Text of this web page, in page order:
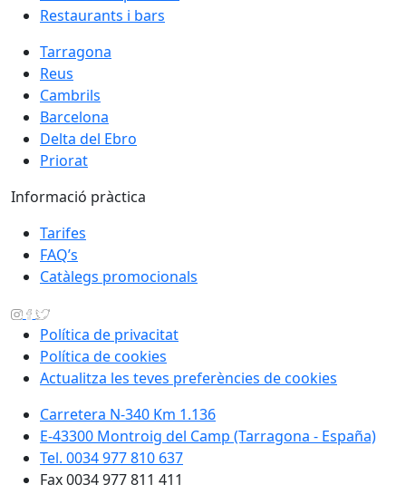
Restaurants i bars
Tarragona
Reus
Cambrils
Barcelona
Delta del Ebro
Priorat
Informació pràctica
Tarifes
FAQ’s
Catàlegs promocionals
Política de privacitat
Política de cookies
Actualitza les teves preferències de cookies
Carretera N-340 Km 1.136
E-43300 Montroig del Camp (Tarragona - España)
Tel. 0034 977 810 637
Fax 0034 977 811 411